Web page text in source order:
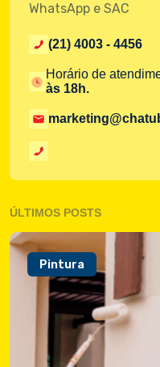
WhatsApp e SAC
(21) 4003 - 4456
Horário de
às 18h.
ÚLTIMOS POSTS
Pintura